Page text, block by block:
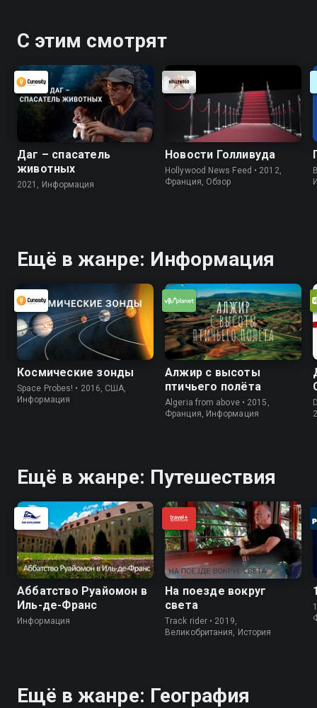
С этим смотрят
Даг – спасатель
животных
2021, Информация
Новости Голливуда
Hollywood News Feed • 2012,
Франция, Обзор
Ещё в жанре: Информация
Космические зонды
Space Probes! • 2016, США,
Информация
Алжир с высоты
птичьего полёта
Algeria from above • 2015,
Франция, Информация
Ещё в жанре: Путешествия
Аббатство Руайомон в
Иль-де-Франс
Информация
На поезде вокруг
света
Track rider • 2019,
Великобритания, История
Ещё в жанре: География